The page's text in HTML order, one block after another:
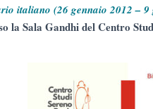
italiano (26 gennaio 2012 –
la Sala Gandhi del Centro